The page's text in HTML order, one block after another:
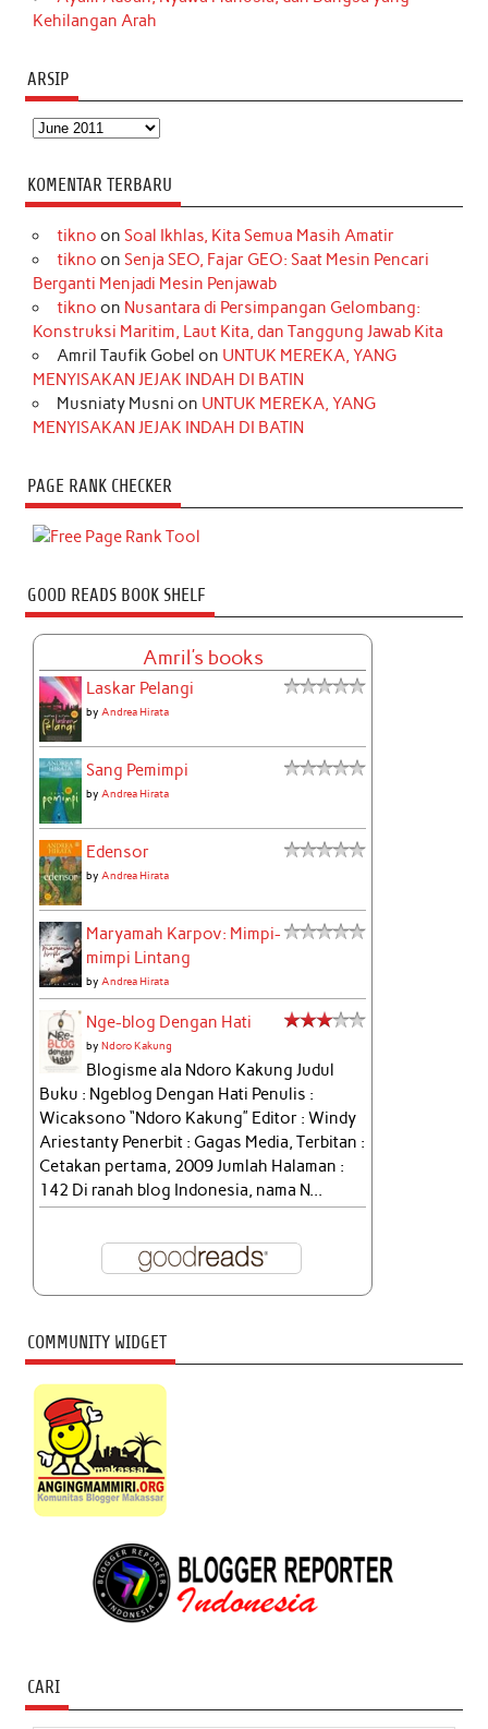
Kehilangan Arah
ARSIP
Arsip
KOMENTAR TERBARU
tikno on Soal Ikhlas, Kita Semua Masih Amatir
tikno on Senja SEO, Fajar GEO: Saat Mesin Pencari
Berganti Menjadi Mesin Penjawab
tikno on Nusantara di Persimpangan Gelombang:
Konstruksi Maritim, Laut Kita, dan Tanggung Jawab Kita
Amril Taufik Gobel on UNTUK MEREKA, YANG
MENYISAKAN JEJAK INDAH DI BATIN
Musniaty Musni on UNTUK MEREKA, YANG
MENYISAKAN JEJAK INDAH DI BATIN
PAGE RANK CHECKER
GOOD READS BOOK SHELF
Amril's books
Laskar Pelangi
byAndrea Hirata
Sang Pemimpi
byAndrea Hirata
Edensor
byAndrea Hirata
Maryamah Karpov: Mimpi-
mimpi Lintang
byAndrea Hirata
Nge-blog Dengan Hati
byNdoro Kakung
Blogisme ala Ndoro Kakung Judul
Buku : Ngeblog Dengan Hati Penulis :
Wicaksono “Ndoro Kakung” Editor : Windy
Ariestanty Penerbit : Gagas Media, Terbitan :
Cetakan pertama, 2009 Jumlah Halaman :
142 Di ranah blog Indonesia, nama N...
COMMUNITY WIDGET
CARI